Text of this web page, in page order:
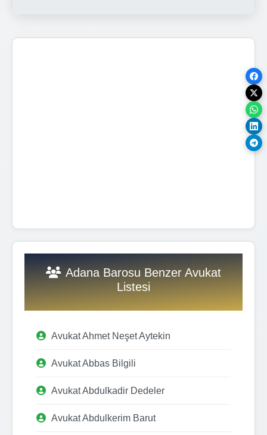
Adana Barosu Benzer Avukat
Listesi
Avukat Ahmet Neşet Aytekin
Avukat Abbas Bilgili
Avukat Abdulkadir Dedeler
Avukat Abdulkerim Barut